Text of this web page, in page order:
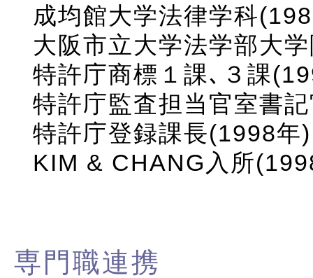
成均館大学法律学科
大阪市立大学法学部大
特許庁商標１課､３課
特許庁監査担当官室書
特許庁登録課長(1998年)
KIM & CHANG入所
専門職連携